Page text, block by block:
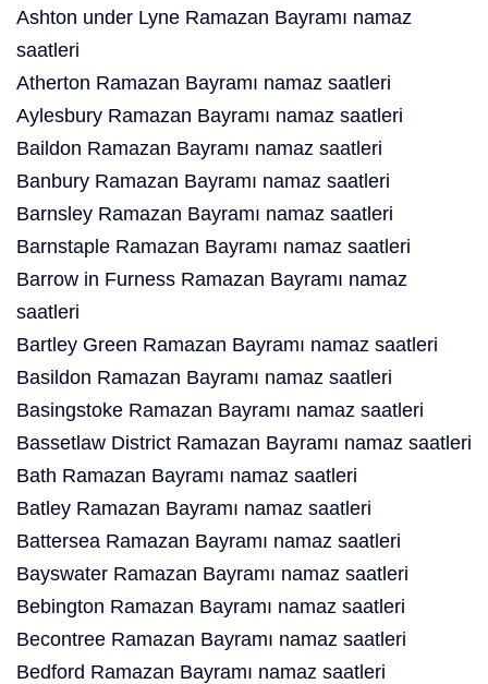
Ashton under Lyne Ramazan Bayramı namaz
saatleri
Atherton Ramazan Bayramı namaz saatleri
Aylesbury Ramazan Bayramı namaz saatleri
Baildon Ramazan Bayramı namaz saatleri
Banbury Ramazan Bayramı namaz saatleri
Barnsley Ramazan Bayramı namaz saatleri
Barnstaple Ramazan Bayramı namaz saatleri
Barrow in Furness Ramazan Bayramı namaz
saatleri
Bartley Green Ramazan Bayramı namaz saatleri
Basildon Ramazan Bayramı namaz saatleri
Basingstoke Ramazan Bayramı namaz saatleri
Bassetlaw District Ramazan Bayramı namaz saatleri
Bath Ramazan Bayramı namaz saatleri
Batley Ramazan Bayramı namaz saatleri
Battersea Ramazan Bayramı namaz saatleri
Bayswater Ramazan Bayramı namaz saatleri
Bebington Ramazan Bayramı namaz saatleri
Becontree Ramazan Bayramı namaz saatleri
Bedford Ramazan Bayramı namaz saatleri